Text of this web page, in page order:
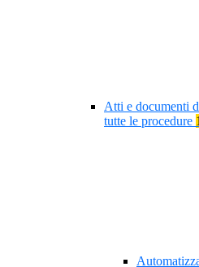
Atti e documenti
tutte le procedure 1